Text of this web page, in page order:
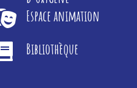
Espace animation
Bibliothèque